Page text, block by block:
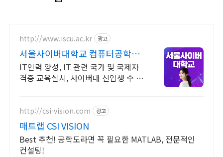
http://www.iscu.ac.kr 광고
서울사이버대학교 컴퓨터공학과
2026 가을학기 신편입생
IT인력 양성, IT 관련 국가 및 국제자
격증 교육실시, 사이버대 신입생 수 1
http://csi-vision.com 광고
매트랩 CSI VISION
Best 추천! 공학도라면 꼭 필요한 MATLAB, 전문적인
컨설팅!